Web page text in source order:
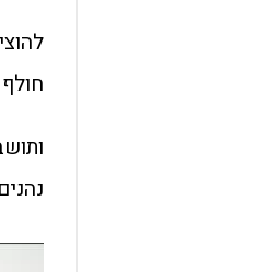
חולף
נהנים